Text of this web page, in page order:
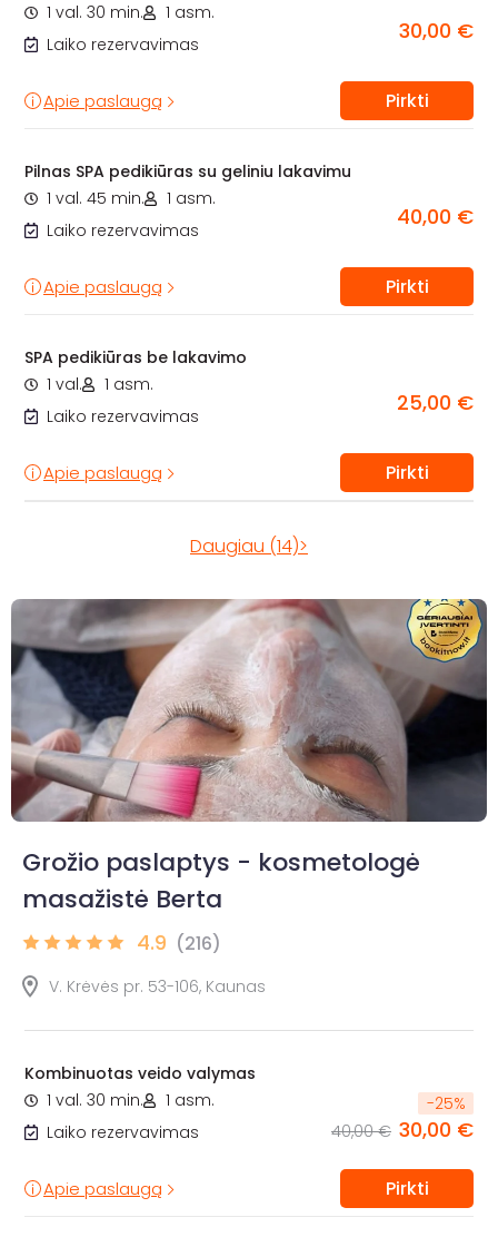
1 val. 30 min.
1 asm.
Laiko rezervavimas
30,00 €
Apie paslaugą Pirkti
Pilnas SPA pedikiūras su geliniu lakavimu
1 val. 45 min.
1 asm.
Laiko rezervavimas
40,00 €
Apie paslaugą Pirkti
SPA pedikiūras be lakavimo
1 val.
1 asm.
Laiko rezervavimas
25,00 €
Apie paslaugą Pirkti
Daugiau (14)>
Grožio paslaptys - kosmetologė
masažistė Berta
4.9 (216)
V. Krėvės pr. 53-106, Kaunas
Kombinuotas veido valymas
1 val. 30 min.
1 asm.
Laiko rezervavimas
-25%
40,00 € 30,00 €
Apie paslaugą Pirkti